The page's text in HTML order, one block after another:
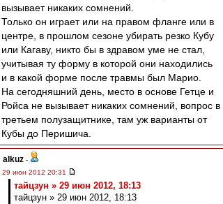
вызывает никаких сомнений.
Только он играет или на правом фланге или в
центре, в прошлом сезоне убирать резко Кубу
или Кагаву, никто бы в здравом уме не стал,
учитывая ту форму в которой они находились
и в какой форме после травмы был Марио.
На сегодняшний день, место в основе Гетце и
Ройса не вызывает никаких сомнений, вопрос в
третьем полузащитнике, там уж варианты от
Кубы до Перишича.
alkuz -
29 июн 2012 20:31
тайцзун » 29 июн 2012, 18:13
тайцзун » 29 июн 2012, 18:13